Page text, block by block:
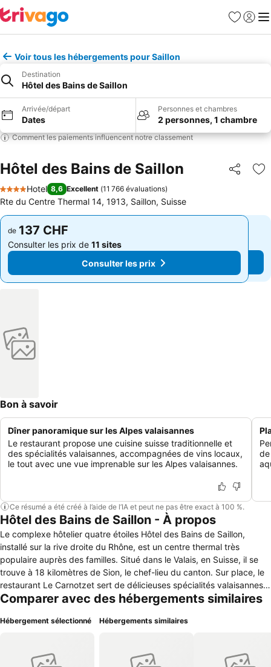
Favoris
Se
Voir tous les hébergements pour Saillon
Destination
Hôtel des Bains de Saillon
Arrivée/départ
Dates
Personnes et chambres
2 personnes, 1 chambre
Comment les paiements influencent notre classement
Hôtel des Bains de Saillon Partager
4 Étoiles
Hotel 8,6 Excellent (11 766 évaluations)
Rte du Centre Thermal 14, 1913, Saillon, Suisse
de 137 CHF
Consulter les prix de 11 sites
Consulter les prix
de 137 CHF
Consulter les prix de 11 sites
Consulter les prix
Bon à savoir
Dîner panoramique sur les Alpes valaisannes
Le restaurant propose une cuisine suisse traditionnelle et
des spécialités valaisannes, accompagnées de vins locaux,
le tout avec une vue imprenable sur les Alpes valaisannes.
Ce résumé a été créé à l’aide de l’IA et peut ne pas être exact à 100 %.
Hôtel des Bains de Saillon - À propos
Le complexe hôtelier quatre étoiles Hôtel des Bains de Saillon,
installé sur la rive droite du Rhône, est un centre thermal très
populaire auprès des familles. Situé dans le Valais, en Suisse, il se
trouve à 18 kilomètres de Sion, le chef-lieu du canton. Sur place, le
restaurant Le Carnotzet sert de délicieuses spécialités valaisannes.
On y trouve aussi un lounge bar, La Bastide, qui organise des
chauffées, d'un bassin semi-olympique, d'une rivière thermale et
20 minutes de route, la ville de Sion abrite deux magnifiques
Comparer avec des hébergements similaires
Hébergement sélectionné Hébergements similaires